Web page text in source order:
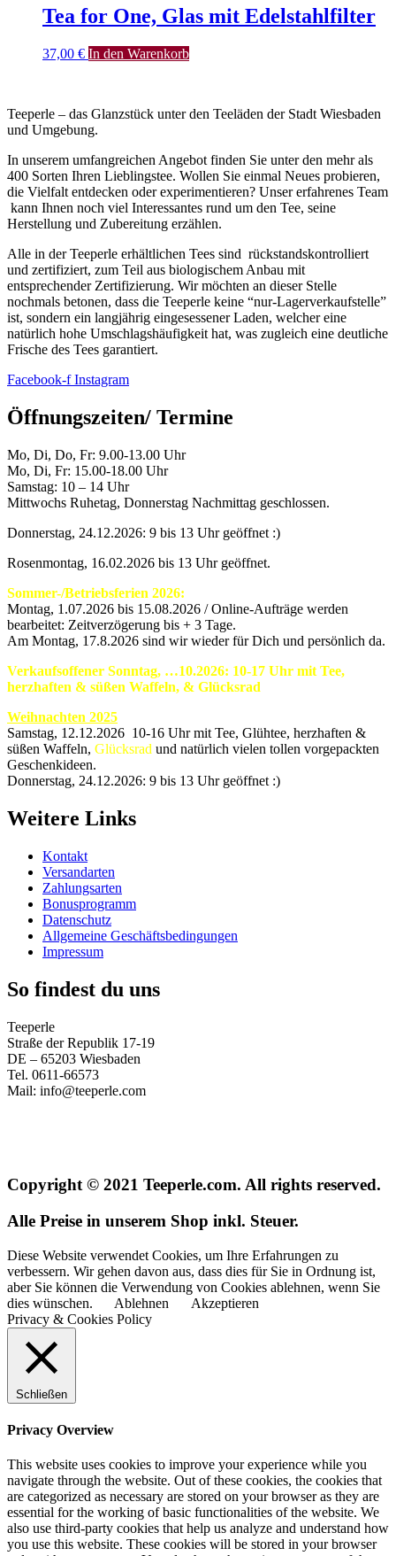
Tea for One, Glas mit Edelstahlfilter
37,00 € In den Warenkorb
Teeperle – das Glanzstück unter den Teeläden der Stadt Wiesbaden
und Umgebung.
In unserem umfangreichen Angebot finden Sie unter den mehr als
400 Sorten Ihren Lieblingstee. Wollen Sie einmal Neues probieren,
die Vielfalt entdecken oder experimentieren? Unser erfahrenes Team
kann Ihnen noch viel Interessantes rund um den Tee, seine
Herstellung und Zubereitung erzählen.
Alle in der Teeperle erhältlichen Tees sind rückstandskontrolliert
und zertifiziert, zum Teil aus biologischem Anbau mit
entsprechender Zertifizierung. Wir möchten an dieser Stelle
nochmals betonen, dass die Teeperle keine “nur-Lagerverkaufstelle”
ist, sondern ein langjährig eingesessener Laden, welcher eine
natürlich hohe Umschlagshäufigkeit hat, was zugleich eine deutliche
Frische des Tees garantiert.
Facebook-f Instagram
Öffnungszeiten/ Termine
Mo, Di, Do, Fr: 9.00-13.00 Uhr
Mo, Di, Fr: 15.00-18.00 Uhr
Samstag: 10 – 14 Uhr
Mittwochs Ruhetag, Donnerstag Nachmittag geschlossen.
Donnerstag, 24.12.2026: 9 bis 13 Uhr geöffnet :)
Rosenmontag, 16.02.2026 bis 13 Uhr geöffnet.
Sommer-/Betriebsferien 2026:
Montag, 1.07.2026 bis 15.08.2026 / Online-Aufträge werden
bearbeitet: Zeitverzögerung bis + 3 Tage.
Am Montag, 17.8.2026 sind wir wieder für Dich und persönlich da.
Verkaufsoffener Sonntag, …10.2026: 10-17 Uhr mit Tee,
herzhaften & süßen Waffeln, & Glücksrad
Weihnachten 2025
Samstag, 12.12.2026 10-16 Uhr mit Tee, Glühtee, herzhaften &
süßen Waffeln, Glücksrad und natürlich vielen tollen vorgepackten
Geschenkideen.
Donnerstag, 24.12.2026: 9 bis 13 Uhr geöffnet :)
Weitere Links
Kontakt
Versandarten
Zahlungsarten
Bonusprogramm
Datenschutz
Allgemeine Geschäftsbedingungen
Impressum
So findest du uns
Teeperle
Straße der Republik 17-19
DE – 65203 Wiesbaden
Tel. 0611-66573
Mail: info@teeperle.com
Copyright © 2021 Teeperle.com. All rights reserved.
Alle Preise in unserem Shop inkl. Steuer.
Diese Website verwendet Cookies, um Ihre Erfahrungen zu
verbessern. Wir gehen davon aus, dass dies für Sie in Ordnung ist,
aber Sie können die Verwendung von Cookies ablehnen, wenn Sie
dies wünschen.
Ablehnen
Akzeptieren
Privacy & Cookies Policy
Schließen
Privacy Overview
This website uses cookies to improve your experience while you
navigate through the website. Out of these cookies, the cookies that
are categorized as necessary are stored on your browser as they are
essential for the working of basic functionalities of the website. We
also use third-party cookies that help us analyze and understand how
you use this website. These cookies will be stored in your browser